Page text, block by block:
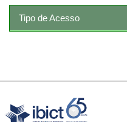
Tipo de Acesso